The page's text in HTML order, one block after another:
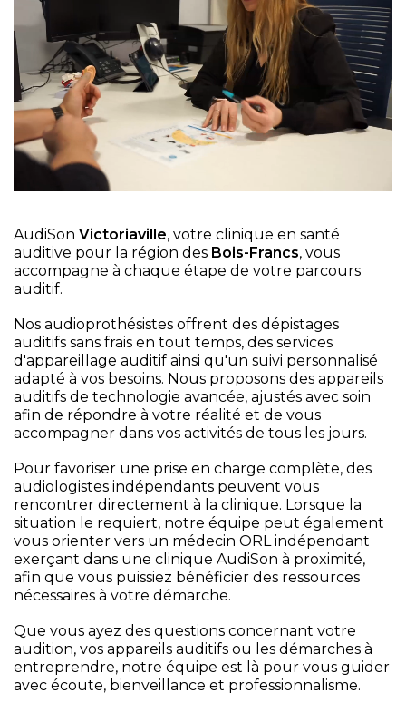
AudiSon Victoriaville, votre clinique en santé
auditive pour la région des Bois-Francs, vous
accompagne à chaque étape de votre parcours
auditif.
Nos audioprothésistes offrent des dépistages
auditifs sans frais en tout temps, des services
d'appareillage auditif ainsi qu'un suivi personnalisé
adapté à vos besoins. Nous proposons des appareils
auditifs de technologie avancée, ajustés avec soin
afin de répondre à votre réalité et de vous
accompagner dans vos activités de tous les jours.
Pour favoriser une prise en charge complète, des
audiologistes indépendants peuvent vous
rencontrer directement à la clinique. Lorsque la
situation le requiert, notre équipe peut également
vous orienter vers un médecin ORL indépendant
exerçant dans une clinique AudiSon à proximité,
afin que vous puissiez bénéficier des ressources
nécessaires à votre démarche.
Que vous ayez des questions concernant votre
audition, vos appareils auditifs ou les démarches à
entreprendre, notre équipe est là pour vous guider
avec écoute, bienveillance et professionnalisme.